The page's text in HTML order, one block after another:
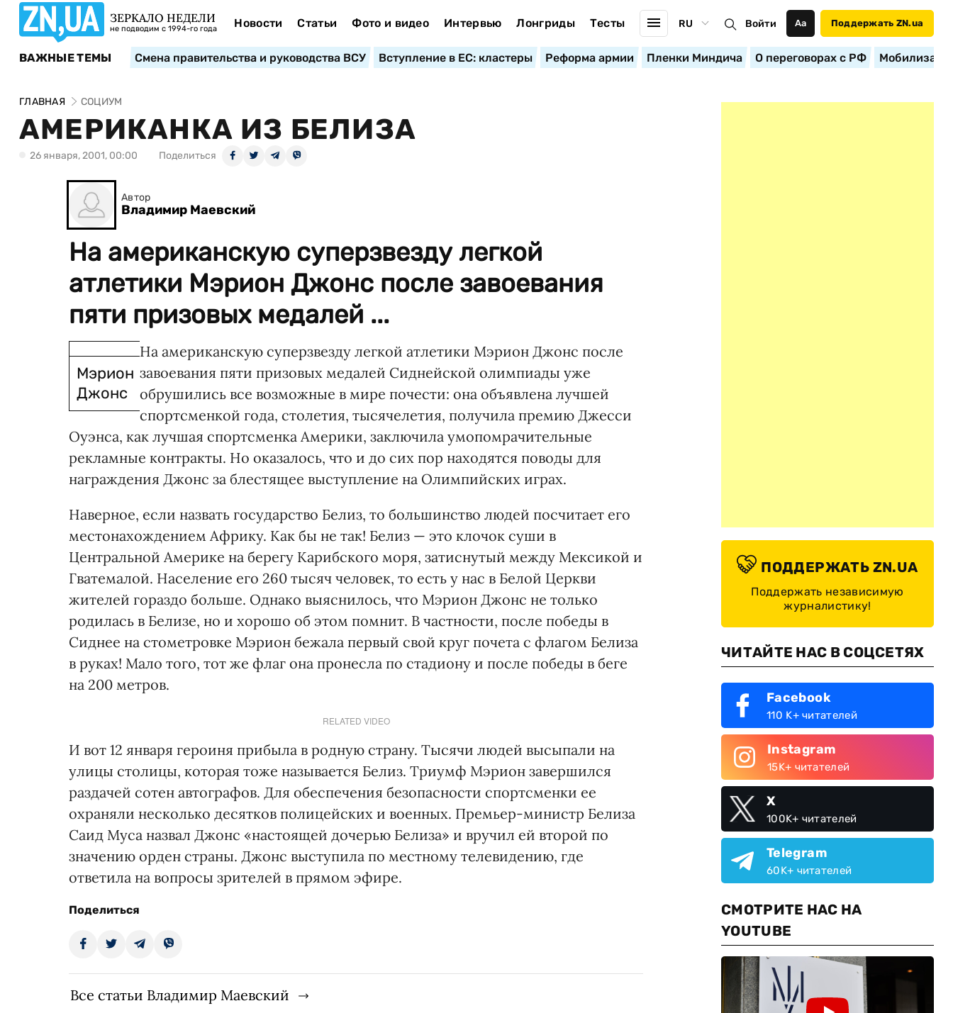
ЗЕРКАЛО НЕДЕЛИ
не подводим с 1994-го года Новости Статьи Фото и видео Интервью Лонгриды Тесты RU Войти Аа Поддержать ZN.ua
ВАЖНЫЕ ТЕМЫ Смена правительства и руководства ВСУ Вступление в ЕС: кластеры Реформа армии Пленки Миндича О переговорах с РФ
ГЛАВНАЯ СОЦИУМ
АМЕРИКАНКА ИЗ БЕЛИЗА
26 января, 2001, 00:00 Поделиться
Автор
Владимир Маевский
На американскую суперзвезду легкой
атлетики Мэрион Джонс после завоевания
пяти призовых медалей ...
Мэрион
Джонс
На американскую суперзвезду легкой атлетики Мэрион Джонс после
завоевания пяти призовых медалей Сиднейской олимпиады уже
обрушились все возможные в мире почести: она объявлена лучшей
спортсменкой года, столетия, тысячелетия, получила премию Джесси
Оуэнса, как лучшая спортсменка Америки, заключила умопомрачительные
рекламные контракты. Но оказалось, что и до сих пор находятся поводы для
награждения Джонс за блестящее выступление на Олимпийских играх.
Наверное, если назвать государство Белиз, то большинство людей посчитает его
местонахождением Африку. Как бы не так! Белиз — это клочок суши в
Центральной Америке на берегу Карибского моря, затиснутый между Мексикой и
Гватемалой. Население его 260 тысяч человек, то есть у нас в Белой Церкви
жителей гораздо больше. Однако выяснилось, что Мэрион Джонс не только
родилась в Белизе, но и хорошо об этом помнит. В частности, после победы в
Сиднее на стометровке Мэрион бежала первый свой круг почета с флагом Белиза
в руках! Мало того, тот же флаг она пронесла по стадиону и после победы в беге
на 200 метров.
RELATED VIDEO
И вот 12 января героиня прибыла в родную страну. Тысячи людей высыпали на
улицы столицы, которая тоже называется Белиз. Триумф Мэрион завершился
раздачей сотен автографов. Для обеспечения безопасности спортсменки ее
охраняли несколько десятков полицейских и военных. Премьер-министр Белиза
Саид Муса назвал Джонс «настоящей дочерью Белиза» и вручил ей второй по
значению орден страны. Джонс выступила по местному телевидению, где
ответила на вопросы зрителей в прямом эфире.
Поделиться
Все статьи Владимир Маевский
ПОДДЕРЖАТЬ ZN.UA
Поддержать независимую
журналистику!
ЧИТАЙТЕ НАС В СОЦСЕТЯХ
Facebook
110 K+ читателей
Instagram
15K+ читателей
X
100K+ читателей
Telegram
60K+ читателей
СМОТРИТЕ НАС НА
YOUTUBE